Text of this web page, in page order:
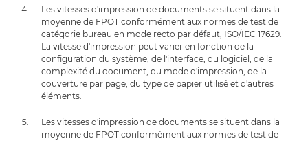
Les vitesses d'impression de documents se situent dans la
moyenne de FPOT conformément aux normes de test de
catégorie bureau en mode recto par défaut, ISO/IEC 17629.
La vitesse d'impression peut varier en fonction de la
configuration du système, de l'interface, du logiciel, de la
complexité du document, du mode d'impression, de la
couverture par page, du type de papier utilisé et d'autres
éléments.
Les vitesses d'impression de documents se situent dans la
moyenne de FPOT conformément aux normes de test de